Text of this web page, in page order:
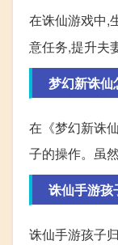
在诛仙游戏中,
意任务,提升夫
梦幻新诛仙
在《梦幻新诛
子的操作。虽
诛仙手游孩
诛仙手游孩子